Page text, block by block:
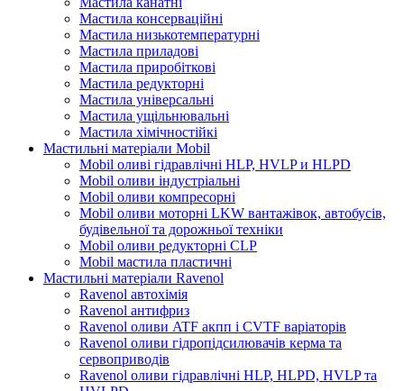
Мастила консерваційні
Мастила низькотемпературні
Мастила приладові
Мастила приробіткові
Мастила редукторні
Мастила універсальні
Мастила ущільнювальні
Мастила хімічностійкі
Мастильні матеріали Mobil
Mobil оливі гідравлічні HLP, HVLP и HLPD
Mobil оливи індустріальні
Mobil оливи компресорні
Mobil оливи моторні LKW вантажівок, автобусів,
будівельної та дорожньої техніки
Mobil оливи редукторні CLP
Mobil мастила пластичні
Мастильні матеріали Ravenol
Ravenol автохімія
Ravenol антифриз
Ravenol оливи ATF акпп і CVTF варіаторів
Ravenol оливи гідропідсилювачів керма та
сервоприводів
Ravenol оливи гідравлічні HLP, HLPD, HVLP та